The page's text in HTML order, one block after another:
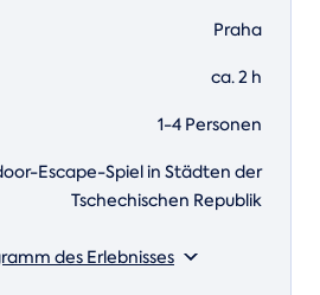
Praha
ca. 2 h
1-4 Personen
Escape-Spiel in Städten der
Tschechischen Republik
des Erlebnisses